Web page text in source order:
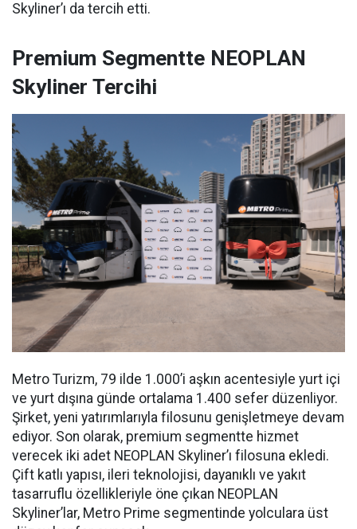
Skyliner’ı da tercih etti.
Premium Segmentte NEOPLAN
Skyliner Tercihi
Metro Turizm, 79 ilde 1.000’i aşkın acentesiyle yurt içi
ve yurt dışına günde ortalama 1.400 sefer düzenliyor.
Şirket, yeni yatırımlarıyla filosunu genişletmeye devam
ediyor. Son olarak, premium segmentte hizmet
verecek iki adet NEOPLAN Skyliner’ı filosuna ekledi.
Çift katlı yapısı, ileri teknolojisi, dayanıklı ve yakıt
tasarruflu özellikleriyle öne çıkan NEOPLAN
Skyliner’lar, Metro Prime segmentinde yolculara üst